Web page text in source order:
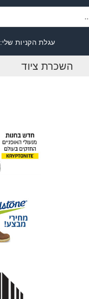
עגלת הקניות שלי:
השכרת ציוד